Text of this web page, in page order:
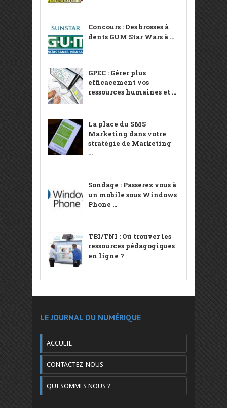
Concours : Des brosses à
dents GUM Star Wars à ...
GPEC : Gérer plus
efficacement vos
ressources humaines et ...
La place du SMS
Marketing dans votre
stratégie de Marketing
...
Sondage : Passerez vous à
un mobile sous Windows
Phone ...
TBI/TNI : Où trouver les
ressources pédagogiques
en ligne ?
LE JOURNAL DU NUMÉRIQUE
ACCUEIL
CONTACTEZ-NOUS
QUI SOMMES NOUS ?